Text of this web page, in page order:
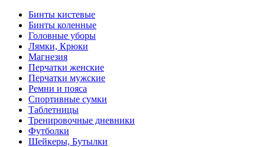
Бинты кистевые
Бинты коленные
Головные уборы
Лямки, Крюки
Магнезия
Перчатки женские
Перчатки мужские
Ремни и пояса
Спортивные сумки
Таблетницы
Тренировочные дневники
Футболки
Шейкеры, Бутылки